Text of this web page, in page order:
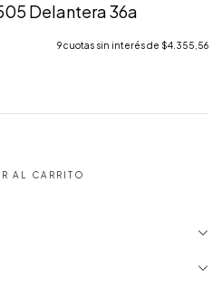
Delantera 36a
9cuotas sin interés de $4.355,56